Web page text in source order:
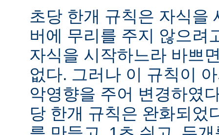
초당 한개 규칙은 자식을
버에 무리를 주지 않으려
자식을 시작하느라 바쁘
없다. 그러나 이 규칙이
악영향을 주어 변경하였
당 한개 규칙은 완화되었